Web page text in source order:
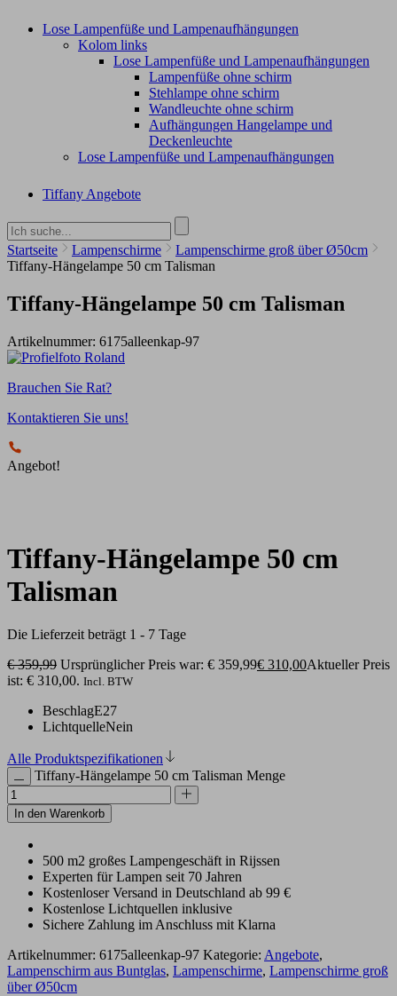
Lose Lampenfüße und Lampenaufhängungen
Kolom links
Lose Lampenfüße und Lampenaufhängungen
Lampenfüße ohne schirm
Stehlampe ohne schirm
Wandleuchte ohne schirm
Aufhängungen Hangelampe und
Deckenleuchte
Lose Lampenfüße und Lampenaufhängungen
Tiffany Angebote
Startseite Lampenschirme
Lampenschirme groß über Ø50cm
Tiffany-Hängelampe 50 cm Talisman
Tiffany-Hängelampe 50 cm Talisman
Artikelnummer: 6175alleenkap-97
Brauchen Sie Rat?
Kontaktieren Sie uns!
Angebot!
Tiffany-Hängelampe 50 cm
Talisman
Die Lieferzeit beträgt 1 - 7 Tage
€359,99 Ursprünglicher Preis war: € 359,99€ 310,00Aktueller Preis
ist: € 310,00. Incl. BTW
BeschlagE27
LichtquelleNein
Alle Produktspezifikationen
Tiffany-Hängelampe 50 cm Talisman Menge
In den Warenkorb
500 m2 großes Lampengeschäft in Rijssen
Experten für Lampen seit 70 Jahren
Kostenloser Versand in Deutschland ab 99 €
Kostenlose Lichtquellen inklusive
Sichere Zahlung im Anschluss mit Klarna
Artikelnummer: 6175alleenkap-97 Kategorie: Angebote,
Lampenschirm aus Buntglas, Lampenschirme, Lampenschirme groß
über Ø50cm